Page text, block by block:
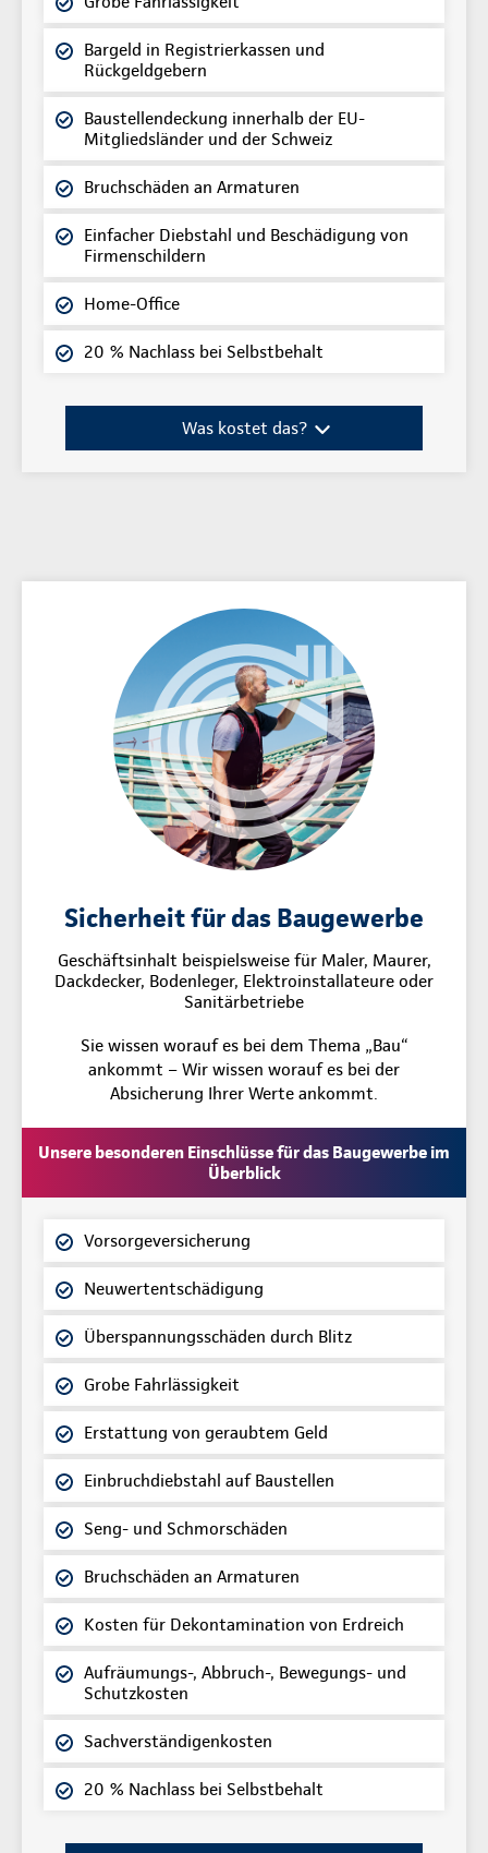
Bargeld in Registrierkassen und
Rückgeldgebern
Baustellendeckung innerhalb der EU-
Mitgliedsländer und der Schweiz
Bruchschäden an Armaturen
Einfacher Diebstahl und Beschädigung von
Firmenschildern
Home-Office
20 % Nachlass bei Selbstbehalt
Was kostet das?
Sicherheit für das Baugewerbe
Geschäftsinhalt beispielsweise für Maler, Maurer,
Dackdecker, Bodenleger, Elektroinstallateure oder
Sanitärbetriebe
Sie wissen worauf es bei dem Thema „Bau“
ankommt – Wir wissen worauf es bei der
Absicherung Ihrer Werte ankommt.
Unsere besonderen Einschlüsse für das Baugewerbe im
Überblick
Vorsorgeversicherung
Neuwertentschädigung
Überspannungsschäden durch Blitz
Grobe Fahrlässigkeit
Erstattung von geraubtem Geld
Einbruchdiebstahl auf Baustellen
Seng- und Schmorschäden
Bruchschäden an Armaturen
Kosten für Dekontamination von Erdreich
Aufräumungs-, Abbruch-, Bewegungs- und
Schutzkosten
Sachverständigenkosten
20 % Nachlass bei Selbstbehalt